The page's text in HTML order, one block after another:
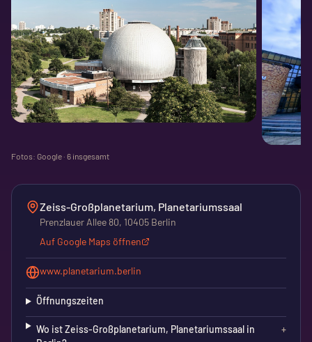
Fotos: Google · 6 insgesamt
Zeiss-Großplanetarium, Planetariumssaal
Prenzlauer Allee 80, 10405 Berlin
Auf Google Maps öffnen
www.planetarium.berlin
Öffnungszeiten
Wo ist Zeiss-Großplanetarium, Planetariumssaal in
+